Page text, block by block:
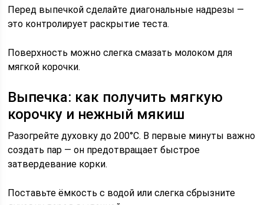
Перед выпечкой сделайте диагональные надрезы —
это контролирует раскрытие теста.
Поверхность можно слегка смазать молоком для
мягкой корочки.
Выпечка: как получить мягкую
корочку и нежный мякиш
Разогрейте духовку до 200°C. В первые минуты важно
создать пар — он предотвращает быстрое
затвердевание корки.
Поставьте ёмкость с водой или слегка сбрызните